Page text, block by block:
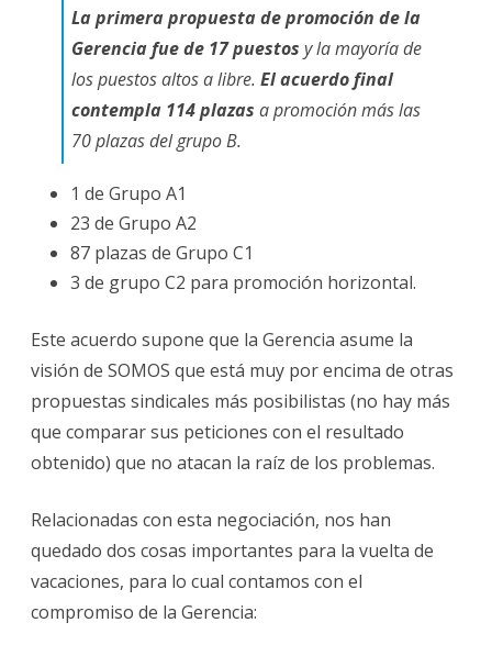
La primera propuesta de promoción de la
Gerencia fue de 17 puestos y la mayoría de
los puestos altos a libre. El acuerdo final
contempla 114 plazas a promoción más las
70 plazas del grupo B.
1 de Grupo A1
23 de Grupo A2
87 plazas de Grupo C1
3 de grupo C2 para promoción horizontal.
Este acuerdo supone que la Gerencia asume la
visión de SOMOS que está muy por encima de otras
propuestas sindicales más posibilistas (no hay más
que comparar sus peticiones con el resultado
obtenido) que no atacan la raíz de los problemas.
Relacionadas con esta negociación, nos han
quedado dos cosas importantes para la vuelta de
vacaciones, para lo cual contamos con el
compromiso de la Gerencia: